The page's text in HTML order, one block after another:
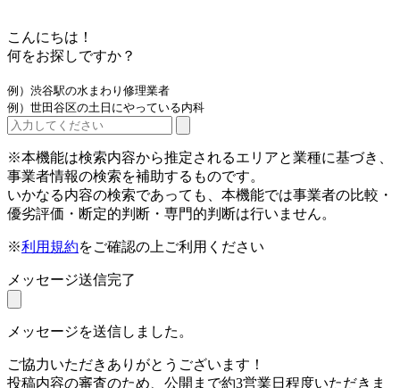
こんにちは！
何をお探しですか？
例）渋谷駅の水まわり修理業者
例）世田谷区の土日にやっている内科
※本機能は検索内容から推定されるエリアと業種に基づき、
事業者情報の検索を補助するものです。
いかなる内容の検索であっても、本機能では事業者の比較・
優劣評価・断定的判断・専門的判断は行いません。
※利用規約をご確認の上ご利用ください
メッセージ送信完了
メッセージを送信しました。
ご協力いただきありがとうございます！
投稿内容の審査のため、公開まで約3営業日程度いただきま